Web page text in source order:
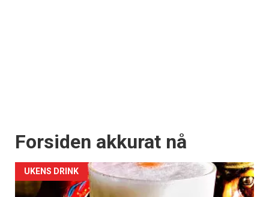
Forsiden akkurat nå
UKENS DRINK